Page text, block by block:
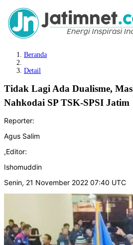
Beranda
Detail
Tidak Lagi Ada Dualisme,
Nahkodai SP TSK-SPSI Jatim
Reporter:
Agus Salim
,Editor:
Ishomuddin
Senin, 21 November 2022 07:40 UTC